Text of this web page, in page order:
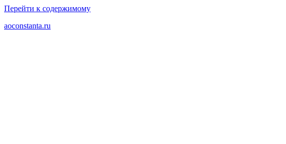
Перейти к содержимому
aoconstanta.ru